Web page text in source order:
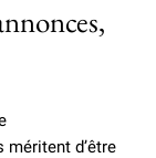
méritent d’être